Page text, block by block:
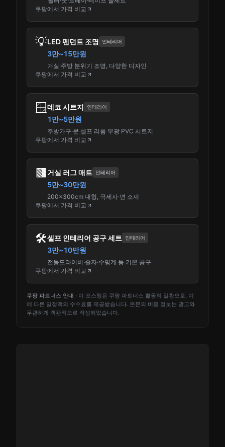
쿠팡에서 가격 비교
💡LED 펜던트 조명 인테리어
3만~15만원
거실·주방 분위기 조명, 다양한 디자인
쿠팡에서 가격 비교
🪟데코 시트지 인테리어
1만~5만원
주방가구·문 셀프 리폼 무광 PVC 시트지
쿠팡에서 가격 비교
🟫거실 러그 매트 인테리어
5만~30만원
200x300cm 대형, 극세사·면 소재
쿠팡에서 가격 비교
🛠️셀프 인테리어 공구 세트 인테리어
3만~10만원
전동드라이버·줄자·수평계 등 기본 공구
쿠팡에서 가격 비교
쿠팡 파트너스 안내 · 이 포스팅은 쿠팡 파트너스 활동의 일환으로, 이
에 따른 일정액의 수수료를 제공받습니다. 본문의 비용 정보는 광고와
무관하게 객관적으로 작성되었습니다.